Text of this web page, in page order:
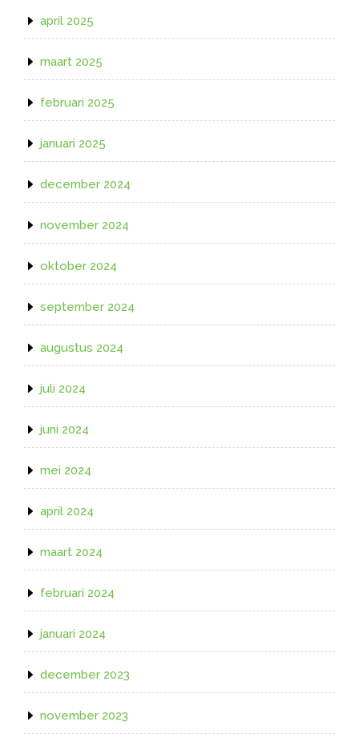
april 2025
maart 2025
februari 2025
januari 2025
december 2024
november 2024
oktober 2024
september 2024
augustus 2024
juli 2024
juni 2024
mei 2024
april 2024
maart 2024
februari 2024
januari 2024
december 2023
november 2023